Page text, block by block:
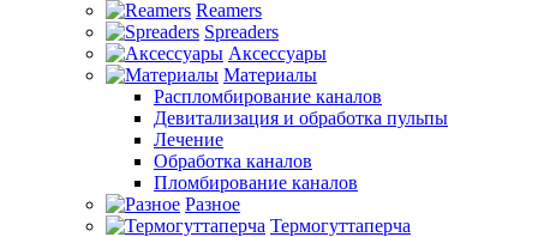
Reamers
Spreaders
Аксессуары
Материалы
Распломбирование каналов
Девитализация и обработка пульпы
Лечение
Обработка каналов
Пломбирование каналов
Разное
Термогуттаперча